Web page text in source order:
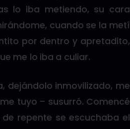
lo iba metiendo, su cara
cuando se la metí
por dentro y apretadito,
me lo iba a culiar.
dejándolo inmovilizado, me
tuyo – susurró. Comencé
repente se escuchaba el